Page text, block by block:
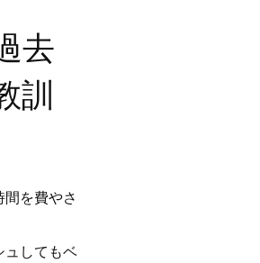
去
訓
を費やさ
ュしてもベ